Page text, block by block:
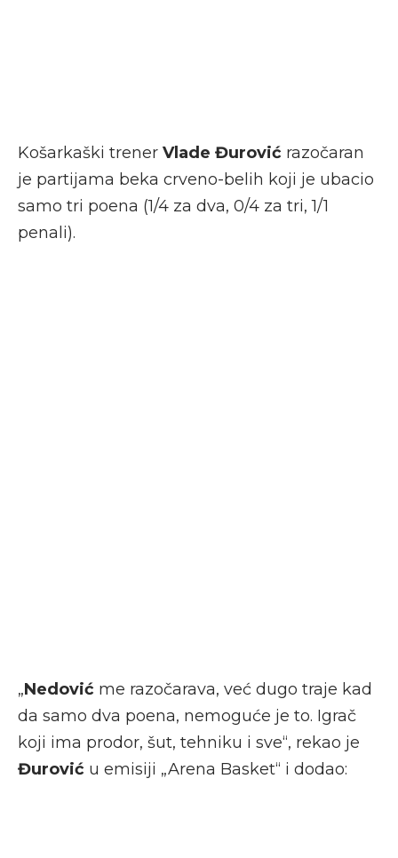
Košarkaški trener Vlade Đurović razočaran
je partijama beka crveno-belih koji je ubacio
samo tri poena (1/4 za dva, 0/4 za tri, 1/1
penali).
„Nedović me razočarava, već dugo traje kad
da samo dva poena, nemoguće je to. Igrač
koji ima prodor, šut, tehniku i sve“, rekao je
Đurović u emisiji „Arena Basket“ i dodao: